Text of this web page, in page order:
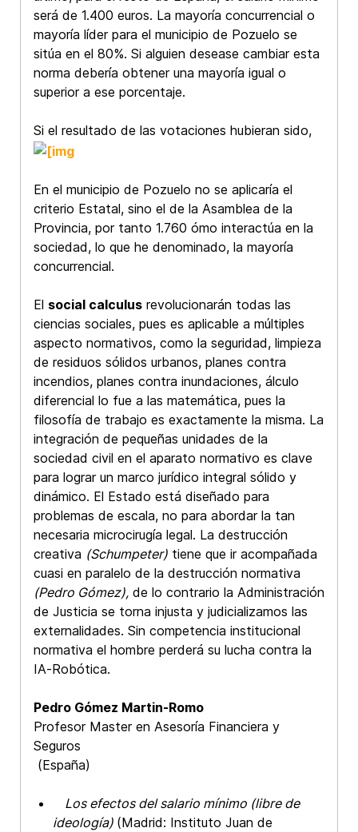
será de 1.400 euros. La mayoría concurrencial o
mayoría líder para el municipio de Pozuelo se
sitúa en el 80%. Si alguien desease cambiar esta
norma debería obtener una mayoría igual o
superior a ese porcentaje.
Si el resultado de las votaciones hubieran sido,
En el municipio de Pozuelo no se aplicaría el
criterio Estatal, sino el de la Asamblea de la
Provincia, por tanto 1.760 ómo interactúa en la
sociedad, lo que he denominado, la mayoría
concurrencial.
El social calculus revolucionarán todas las
ciencias sociales, pues es aplicable a múltiples
aspecto normativos, como la seguridad, limpieza
de residuos sólidos urbanos, planes contra
incendios, planes contra inundaciones, álculo
diferencial lo fue a las matemática, pues la
filosofía de trabajo es exactamente la misma. La
integración de pequeñas unidades de la
sociedad civil en el aparato normativo es clave
para lograr un marco jurídico integral sólido y
dinámico. El Estado está diseñado para
problemas de escala, no para abordar la tan
necesaria microcirugía legal. La destrucción
creativa (Schumpeter) tiene que ir acompañada
cuasi en paralelo de la destrucción normativa
(Pedro Gómez), de lo contrario la Administración
de Justicia se torna injusta y judicializamos las
externalidades. Sin competencia institucional
normativa el hombre perderá su lucha contra la
IA-Robótica.
Pedro Gómez Martin-Romo
Profesor Master en Asesoría Financiera y
Seguros
(España)
Los efectos del salario mínimo (libre de
ideología) (Madrid: Instituto Juan de